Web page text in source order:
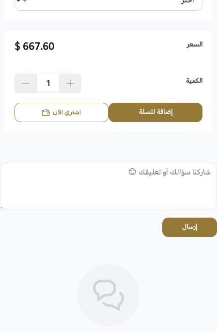
السعر 667.60 $
الكمية
إضافة للسلة اشتري الآن
إرسال